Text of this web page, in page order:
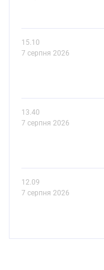
15.10
7 серпня 2026
13.40
7 серпня 2026
12.09
7 серпня 2026